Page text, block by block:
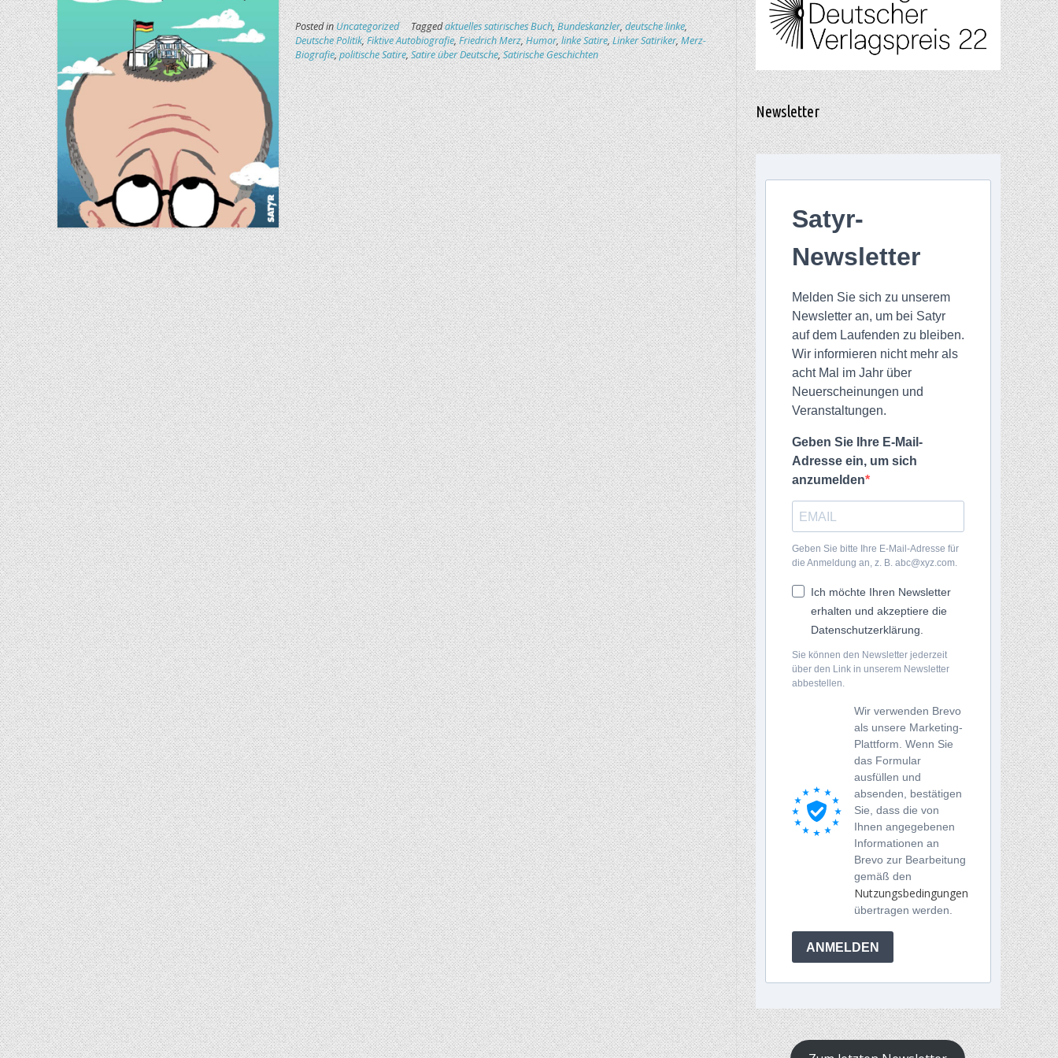
Posted inUncategorized Taggedaktuelles satirisches Buch,Bundeskanzler,deutsche linke,
Deutsche Politik,Fiktive Autobiografie,Friedrich Merz,Humor,linke Satire,Linker Satiriker,Merz-
Biografie,politische Satire,Satire über Deutsche,Satirische Geschichten
Newsletter
Satyr-
Newsletter
Melden Sie sich zu unserem
Newsletter an, um bei Satyr
auf dem Laufenden zu bleiben.
Wir informieren nicht mehr als
acht Mal im Jahr über
Neuerscheinungen und
Veranstaltungen.
Geben Sie Ihre E-Mail-
Adresse ein, um sich
anzumelden
Geben Sie bitte Ihre E-Mail-Adresse für
die Anmeldung an, z. B. abc@xyz.com.
Ich möchte Ihren Newsletter
erhalten und akzeptiere die
Datenschutzerklärung.
Sie können den Newsletter jederzeit
über den Link in unserem Newsletter
abbestellen.
Wir verwenden Brevo
als unsere Marketing-
Plattform. Wenn Sie
das Formular
ausfüllen und
absenden, bestätigen
Sie, dass die von
Ihnen angegebenen
Informationen an
Brevo zur Bearbeitung
gemäß den
Nutzungsbedingungen
übertragen werden.
ANMELDEN